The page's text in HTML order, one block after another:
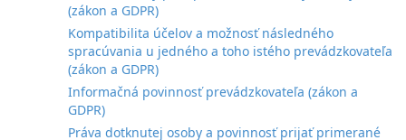
(zákon a GDPR)
Kompatibilita účelov a možnosť následného
spracúvania u jedného a toho istého prevádzkovateľa
(zákon a GDPR)
Informačná povinnosť prevádzkovateľa (zákon a
GDPR)
Práva dotknutej osoby a povinnosť prijať primerané